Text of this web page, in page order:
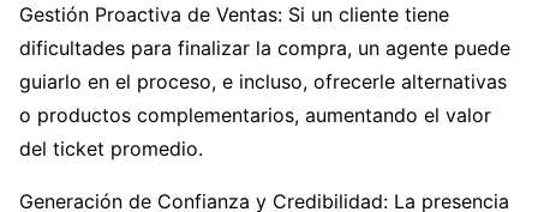
Gestión Proactiva de Ventas: Si un cliente tiene
dificultades para finalizar la compra, un agente puede
guiarlo en el proceso, e incluso, ofrecerle alternativas
o productos complementarios, aumentando el valor
del ticket promedio.
Generación de Confianza y Credibilidad: La presencia